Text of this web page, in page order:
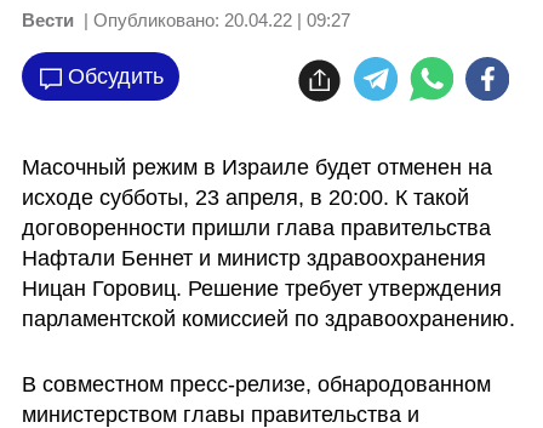
Вести | Опубликовано: 20.04.22 | 09:27
Обсудить
Масочный режим в Израиле будет отменен на
исходе субботы, 23 апреля, в 20:00. К такой
договоренности пришли глава правительства
Нафтали Беннет и министр здравоохранения
Ницан Горовиц. Решение требует утверждения
В совместном пресс-релизе, обнародованном
министерством главы правительства и